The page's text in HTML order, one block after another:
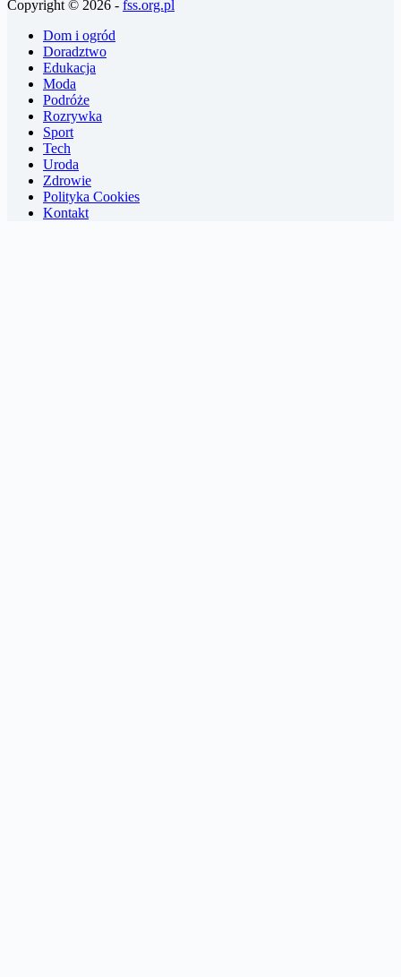
Copyright © 2026 - fss.org.pl
Dom i ogród
Doradztwo
Edukacja
Moda
Podróże
Rozrywka
Sport
Tech
Uroda
Zdrowie
Polityka Cookies
Kontakt